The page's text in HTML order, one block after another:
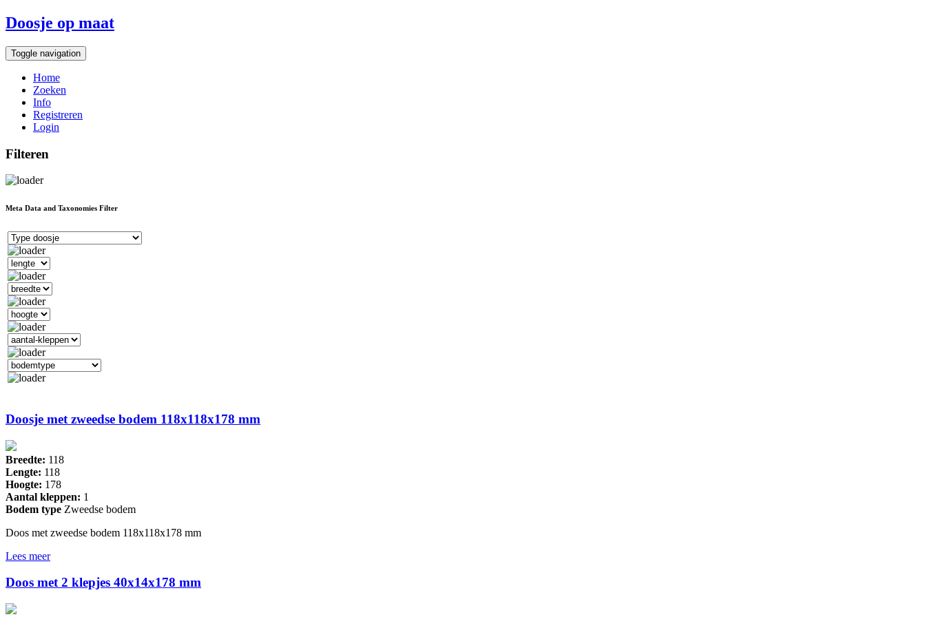
Doosje op maat
Toggle navigation
Home
Zoeken
Info
Registreren
Login
Filteren
Meta Data and Taxonomies Filter
Doosje met zweedse bodem 118x118x178 mm
Breedte: 118
Lengte: 118
Hoogte: 178
Aantal kleppen: 1
Bodem type Zweedse bodem
Doos met zweedse bodem 118x118x178 mm
Lees meer
Doos met 2 klepjes 40x14x178 mm